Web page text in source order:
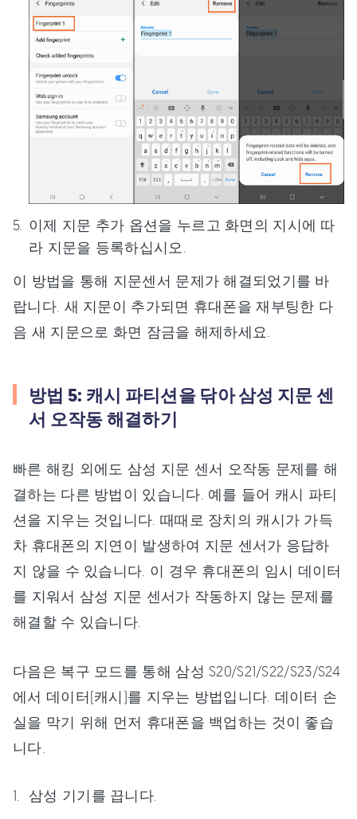
이제 지문 추가 옵션을 누르고 화면의 지시에 따
라 지문을 등록하십시오.
이 방법을 통해 지문센서 문제가 해결되었기를 바
랍니다. 새 지문이 추가되면 휴대폰을 재부팅한 다
음 새 지문으로 화면 잠금을 해제하세요.
방법 5: 캐시 파티션을 닦아 삼성 지문 센
서 오작동 해결하기
빠른 해킹 외에도 삼성 지문 센서 오작동 문제를 해
결하는 다른 방법이 있습니다. 예를 들어 캐시 파티
션을 지우는 것입니다. 때때로 장치의 캐시가 가득
차 휴대폰의 지연이 발생하여 지문 센서가 응답하
지 않을 수 있습니다. 이 경우 휴대폰의 임시 데이터
를 지워서 삼성 지문 센서가 작동하지 않는 문제를
해결할 수 있습니다.
다음은 복구 모드를 통해 삼성 S20/S21/S22/S23/S24
에서 데이터(캐시)를 지우는 방법입니다. 데이터 손
실을 막기 위해 먼저 휴대폰을 백업하는 것이 좋습
니다.
삼성 기기를 끕니다.